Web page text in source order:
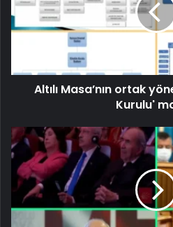
Altılı Masa’nın ortak
Kurulu'